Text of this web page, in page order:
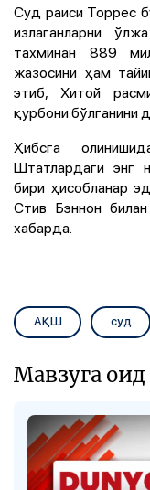
Суд раиси Торрес
излаганларни
тахминан 889
жазосини ҳам
этиб, Хитой
қурбони бўлганини
Ҳибсга
Штатлардаги энг
бири ҳисобланар
Стив Бэннон
хабарда.
АҚШ суд
Мавзуга